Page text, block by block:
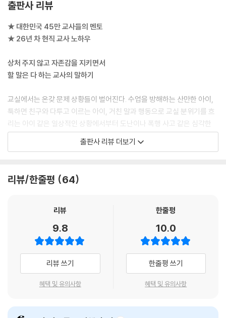
화내거나 나무라지 않고 교육 효과를 얻는 법
욕하는 아이에게 짚어주어야 할 것들
어긋난 친구 관계는 스스로 풀게 해주세요
[한 걸음 더 나아가기] 상황을 객관적으로 바라보게 하는 인터뷰 놀이
격앙된 감정을 전환하는 시간의 의미
→‘너 지금 반항하는 거니?’ 대신
절대 긍정의 마음으로 아이를 바라봐야 하는 이유
→‘빨리 하라니까’ 대신
4장. 적극적인 학습 태도를 길러주는 수업의 기술
소란한 아이들을 진정시키는 가장 효과적인 방법
→‘조용히 해!’ 대신
[한 걸음 더 나아가기] 침묵 신호 가르치기
→‘같은 말을 몇 번 하게 하니?’ 대신
는 걸 깨닫게 됐습니다. 아이가 좋아하고 즐기는 것을 하찮게 생각하지 않
고, 그 자체로 소중하게 여겼기 때문이지요.
꺾는 말을 하는 것은 아닐지, 아이를 한 사람의 인격으로 존중하고 있는지,
아이의 마음과 감정을 그 자체로 인정하고 수용하는지, 모든 것은 말에서
니다.
---「비인지 능력을 키워주는 교사의 말」중에서
아이는 우리가 믿어주고 기다려주면 얼마든지 달라집니다. 때리고 욕하는
아이도, 불안해하고 불편해하는 아이도, 거짓말하고 말썽 피우는 아이도
달라집니다. 어떤 상황에서든 가장 중요한 것은 학생이 교사를 절대적으로
니다. 교사를 믿고 따르면 어떤 일이든 해결할 수 있다는 믿음을 강력하게
그렇다면 어떤 피드백이 좋은 피드백일까요? 구체적으로 짚어주는 피드
백입니다. “응. 잘했네” 같은 말은 피드백이 아닙니다. 무엇을, 어떻게, 왜
잘했는지 짚어주어야 합니다. 학생은 자신이 하고 있는 행동이 정확하고
올바른 방향으로 가고 있는 것인지 잘 모를 수 있습니다. 이런 부분을 구체
적으로 짚어줘야 아이가 제대로 학습합니다.
---「아이의 성취 욕구를 높이는 교사의 좋은 피드백」중에서
학부모는 평범한 대화 상대처럼 맘에 안 들면 다신 안 보고 마는 사이가 아
출판사 리뷰
★ 대한민국 45만 교사들의 멘토
★ 26년 차 현직 교사 노하우
상처 주지 않고 자존감을 지키면서
할 말은 다 하는 교사의 말하기
교실에서는 온갖 문제 상황들이 벌어진다. 수업을 방해하는 산만한 아이,
툭하면 친구와 다투고 이르는 아이, 거친 말과 행동으로 교실 분위기를 흐
리는 아이 같은 일상적인 상황에서부터 도난이나 폭행 사고 같은 심각한
상황까지 교사를 힘들게 만드는 일들은 참으로 다양하다. 어떻게 하면 아
이들에게 상처 주지 않고 교사로서 자존감을 지키면서 학생들을 바르게 지
된 교실 속 말하기의 비밀은 물론, 오랫동안 후배 교사들의 고민을 상담해
담겼다. 덕분에 독자들은 교사를 힘들게 하는 수많은 상황에서도 부드럽게
문제 학생부터 까다로운 학부모까지
고민 많은 교사를 위한 40가지 대화 솔루션
이 책은 교실 속 다양한 문제 상황에서 어떻게 말해야 원하는 결과를 얻어
에서 만난 교사들이 저자에게 던진 질문 중에서 가장 많았던 고민 40개를
출판사 리뷰 더보기
리뷰/한줄평 64
리뷰
9.8
리뷰 쓰기
혜택 및 유의사항
한줄평
10.0
한줄평 쓰기
혜택 및 유의사항